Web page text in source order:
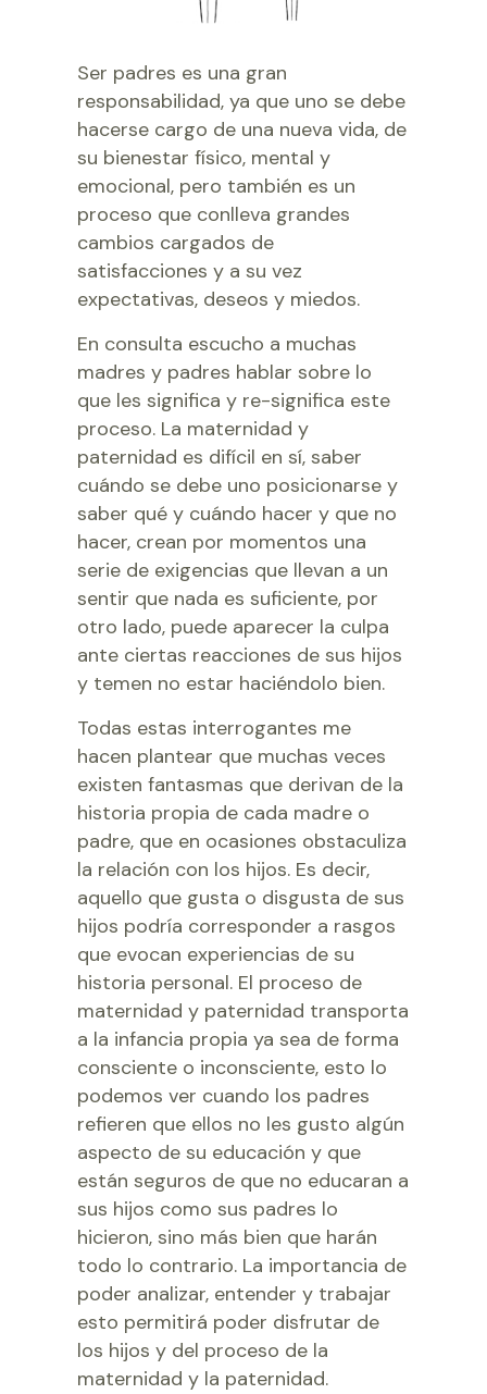
Ser padres es una gran
responsabilidad, ya que uno se debe
hacerse cargo de una nueva vida, de
su bienestar físico, mental y
emocional, pero también es un
proceso que conlleva grandes
cambios cargados de
satisfacciones y a su vez
expectativas, deseos y miedos.
En consulta escucho a muchas
madres y padres hablar sobre lo
que les significa y re-significa este
proceso. La maternidad y
paternidad es difícil en sí, saber
cuándo se debe uno posicionarse y
saber qué y cuándo hacer y que no
hacer, crean por momentos una
serie de exigencias que llevan a un
sentir que nada es suficiente, por
otro lado, puede aparecer la culpa
ante ciertas reacciones de sus hijos
y temen no estar haciéndolo bien.
Todas estas interrogantes me
hacen plantear que muchas veces
existen fantasmas que derivan de la
historia propia de cada madre o
padre, que en ocasiones obstaculiza
la relación con los hijos. Es decir,
aquello que gusta o disgusta de sus
hijos podría corresponder a rasgos
que evocan experiencias de su
historia personal. El proceso de
maternidad y paternidad transporta
a la infancia propia ya sea de forma
consciente o inconsciente, esto lo
podemos ver cuando los padres
refieren que ellos no les gusto algún
aspecto de su educación y que
están seguros de que no educaran a
sus hijos como sus padres lo
hicieron, sino más bien que harán
todo lo contrario. La importancia de
poder analizar, entender y trabajar
esto permitirá poder disfrutar de
los hijos y del proceso de la
maternidad y la paternidad.